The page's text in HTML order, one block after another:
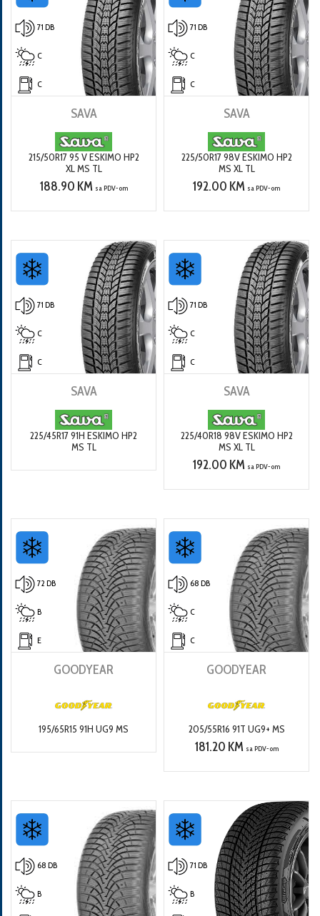
71 DB
C
C
SAVA
215/50R17 95 V ESKIMO HP2
XL MS TL
188.90 KM sa PDV-om
71 DB
C
C
SAVA
225/50R17 98V ESKIMO HP2
MS XL TL
192.00 KM sa PDV-om
71 DB
C
C
SAVA
225/45R17 91H ESKIMO HP2
MS TL
71 DB
C
C
SAVA
225/40R18 98V ESKIMO HP2
MS XL TL
192.00 KM sa PDV-om
72 DB
B
E
GOODYEAR
195/65R15 91H UG9 MS
68 DB
C
C
GOODYEAR
205/55R16 91T UG9+ MS
181.20 KM sa PDV-om
68 DB
B
71 DB
B